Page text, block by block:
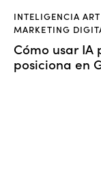
INTELIGENCIA
MARKETING
Cómo usar
posiciona en